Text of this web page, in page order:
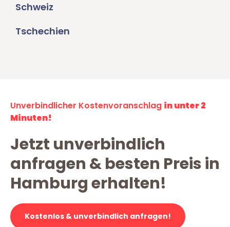
Schweiz
Tschechien
Unverbindlicher Kostenvoranschlag in unter 2
Minuten!
Jetzt unverbindlich
anfragen & besten Preis in
Hamburg erhalten!
Kostenlos & unverbindlich anfragen!